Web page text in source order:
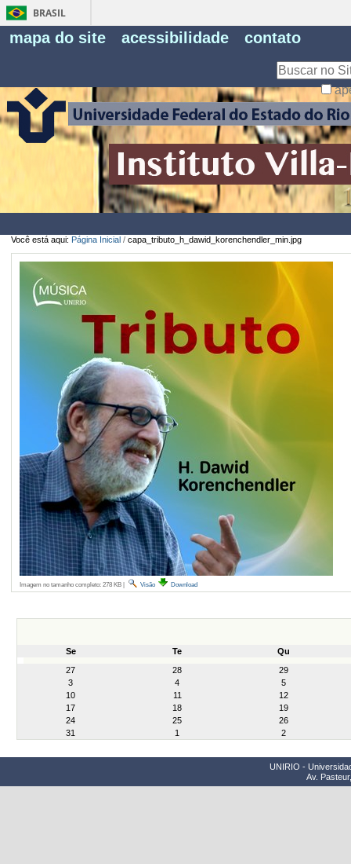
BRASIL
mapa do site acessibilidade contato
Você está aqui: Página Inicial / capa_tributo_h_dawid_korenchendler_min.jpg
Imagem no tamanho completo: 278 KB| Visão Download
Se Te
Qu
27
28
29
3
4
5
10
11
12
17
18
19
24
25
26
31
1 2
UNIRIO -
Av.